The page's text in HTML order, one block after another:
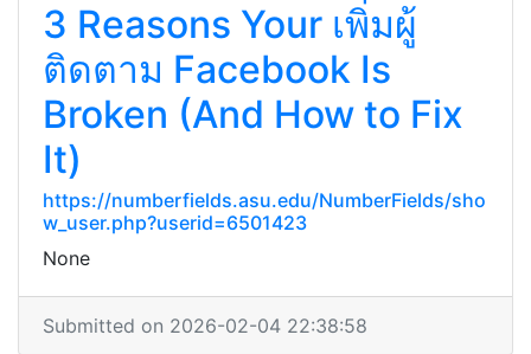
3 Reasons Your เพิ่มผู้
ติดตาม Facebook Is
Broken (And How to Fix
It)
https://numberfields.asu.edu/NumberFields/sho
w_user.php?userid=6501423
None
Submitted on 2026-02-04 22:38:58